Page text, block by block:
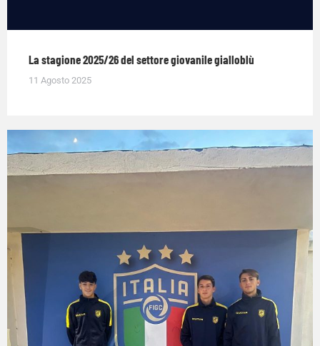
La stagione 2025/26 del settore giovanile gialloblù
11 Agosto 2025